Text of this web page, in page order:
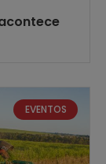
EVENTOS